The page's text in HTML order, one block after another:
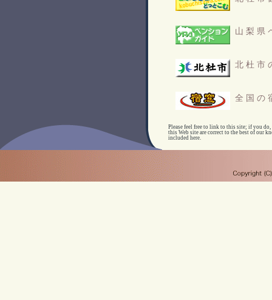
山梨県
北杜市
全国の
Please feel free to link to this site; if you
this Web site are correct to the best of our
included here.